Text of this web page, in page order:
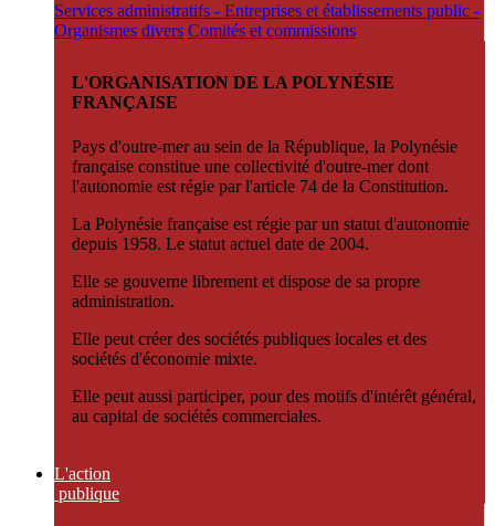
Services administratifs - Entreprises et établissements public -
Organismes divers Comités et commissions
L'ORGANISATION DE LA POLYNÉSIE
FRANÇAISE
Pays d'outre-mer au sein de la République, la Polynésie
française constitue une collectivité d'outre-mer dont
l'autonomie est régie par l'article 74 de la Constitution.
La Polynésie française est régie par un statut d'autonomie
depuis 1958. Le statut actuel date de 2004.
Elle se gouverne librement et dispose de sa propre
administration.
Elle peut créer des sociétés publiques locales et des
sociétés d'économie mixte.
Elle peut aussi participer, pour des motifs d'intérêt général,
au capital de sociétés commerciales.
L'action
publique